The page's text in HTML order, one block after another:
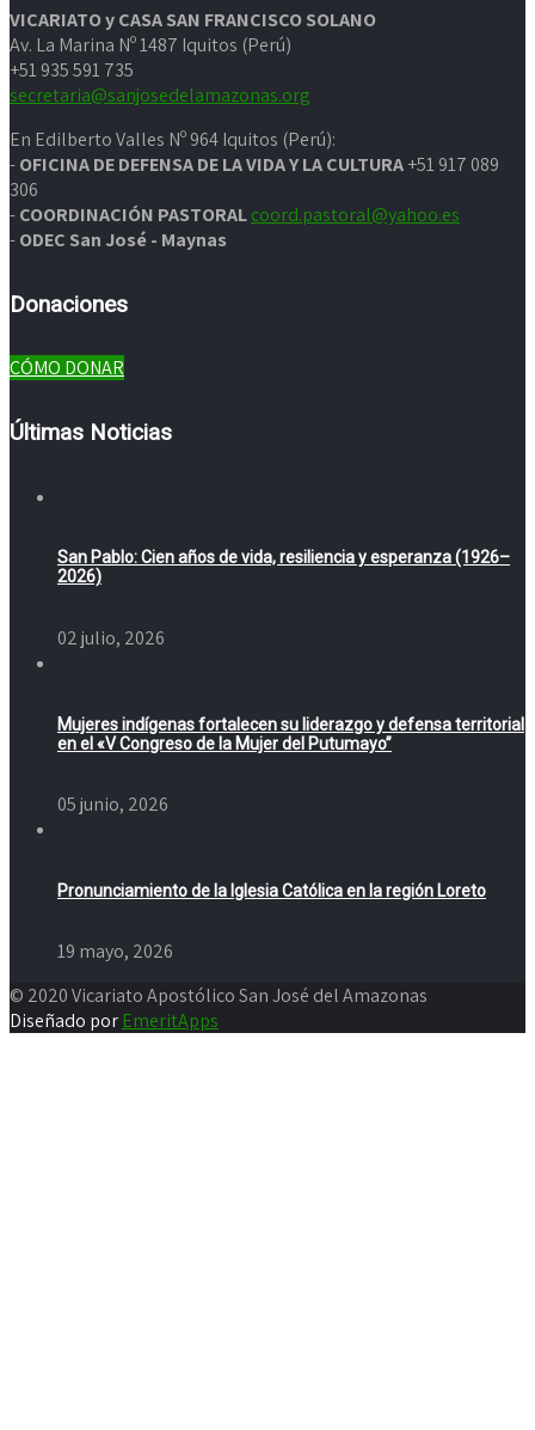
VICARIATO y CASA SAN FRANCISCO SOLANO
Av. La Marina Nº 1487 Iquitos (Perú)
+51 935 591 735
secretaria@sanjosedelamazonas.org
En Edilberto Valles Nº 964 Iquitos (Perú):
-OFICINA DE DEFENSA DE LA VIDA Y LA CULTURA+51 917 089
306
-COORDINACIÓN PASTORALcoord.pastoral@yahoo.es
-ODEC San José - Maynas
Donaciones
CÓMO DONAR
Últimas Noticias
San Pablo: Cien años de vida, resiliencia y esperanza (1926–
2026)
02 julio, 2026
Mujeres indígenas fortalecen su liderazgo y defensa territorial
en el «V Congreso de la Mujer del Putumayo”
05 junio, 2026
Pronunciamiento de la Iglesia Católica en la región Loreto
19 mayo, 2026
© 2020 Vicariato Apostólico San José del Amazonas
Diseñado por EmeritApps